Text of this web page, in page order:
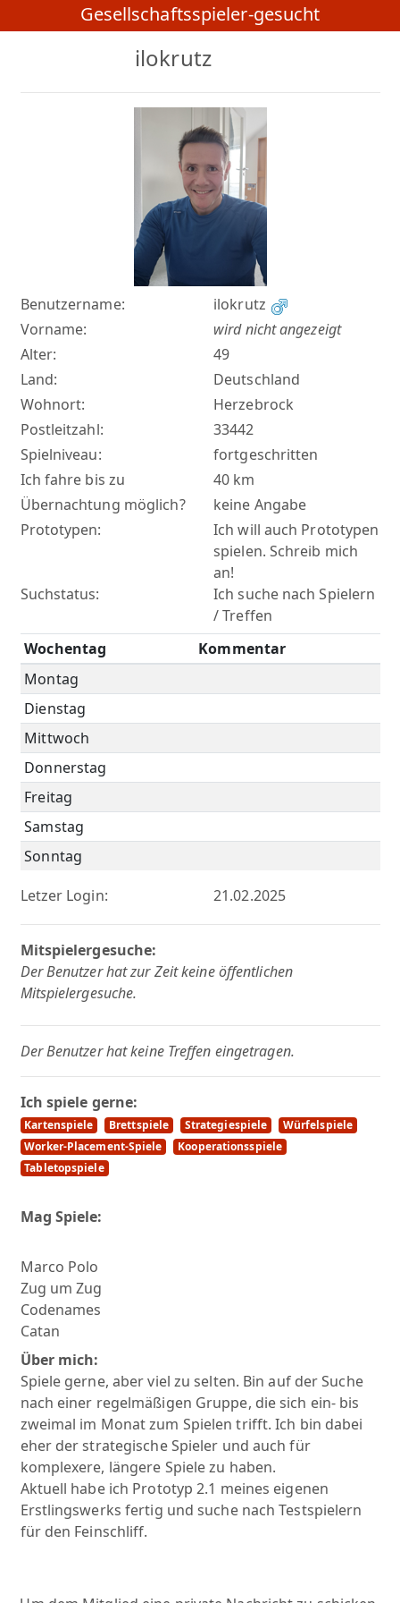
Gesellschaftsspieler-gesucht
ilokrutz
Benutzername:
ilokrutz
Vorname:
wird nicht angezeigt
Alter:
49
Land:
Deutschland
Wohnort:
Herzebrock
Postleitzahl:
33442
Spielniveau:
fortgeschritten
Ich fahre bis zu
40 km
Übernachtung möglich?
keine Angabe
Prototypen:
Ich will auch Prototypen
spielen. Schreib mich
an!
Suchstatus:
Ich suche nach Spielern
/ Treffen
Wochentag
Kommentar
Montag
Dienstag
Mittwoch
Donnerstag
Freitag
Samstag
Sonntag
Letzer Login:
21.02.2025
Mitspielergesuche:
Der Benutzer hat zur Zeit keine öffentlichen
Mitspielergesuche.
Der Benutzer hat keine Treffen eingetragen.
Ich spiele gerne:
Kartenspiele Brettspiele Strategiespiele
Würfelspiele
Worker-Placement-Spiele
Kooperationsspiele
Tabletopspiele
Mag Spiele:
Marco Polo
Zug um Zug
Codenames
Catan
Über mich:
Spiele gerne, aber viel zu selten. Bin auf der Suche
nach einer regelmäßigen Gruppe, die sich ein- bis
zweimal im Monat zum Spielen trifft. Ich bin dabei
eher der strategische Spieler und auch für
komplexere, längere Spiele zu haben.
Aktuell habe ich Prototyp 2.1 meines eigenen
Erstlingswerks fertig und suche nach Testspielern
für den Feinschliff.